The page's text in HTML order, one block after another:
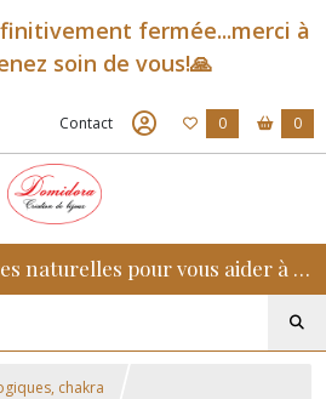
fermée...merci à
soin de vous!🙏
Contact 0 0
Des bracelets en pierres naturelles pour vous aider à retrouver sérénité, confiance et équilibre au quotidien
chakra